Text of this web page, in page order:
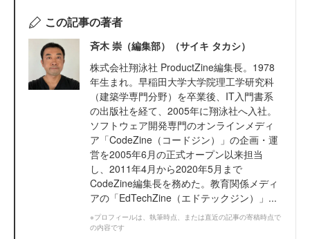
この記事の著者
斉木 崇（編集部）（サイキ タカシ）
株式会社翔泳社 ProductZine編集長。1978
年生まれ。早稲田大学大学院理工学研究科
（建築学専門分野）を卒業後、IT入門書系
の出版社を経て、2005年に翔泳社へ入社。
ソフトウェア開発専門のオンラインメディ
ア「CodeZine（コードジン）」の企画・運
営を2005年6月の正式オープン以来担当
し、2011年4月から2020年5月まで
CodeZine編集長を務めた。教育関係メディ
アの「EdTechZine（エドテックジン）」...
※プロフィールは、執筆時点、または直近の記事の寄稿時点で
の内容です